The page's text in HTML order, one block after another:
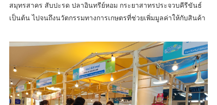
สมุทรสาคร สับปะรด ปลาอินทรีย์หอม กระยาสาทรประจวบคีรีขันธ์
เป็นต้น ไปจนถึงนวัตกรรมทางการเกษตรที่ช่วยเพิ่มมูลค่าให้กับสินค้า